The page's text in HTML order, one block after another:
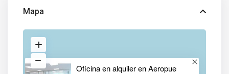
Mapa
Oficina en alquiler en Aeropue